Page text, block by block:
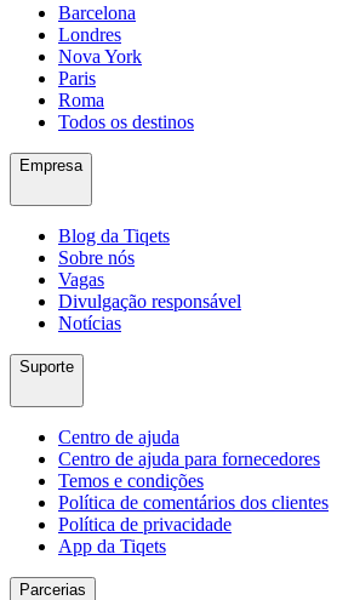
Barcelona
Londres
Nova York
Paris
Roma
Todos os destinos
Empresa
Blog da Tiqets
Sobre nós
Vagas
Divulgação responsável
Notícias
Suporte
Centro de ajuda
Centro de ajuda para fornecedores
Temos e condições
Política de comentários dos clientes
Política de privacidade
App da Tiqets
Parcerias